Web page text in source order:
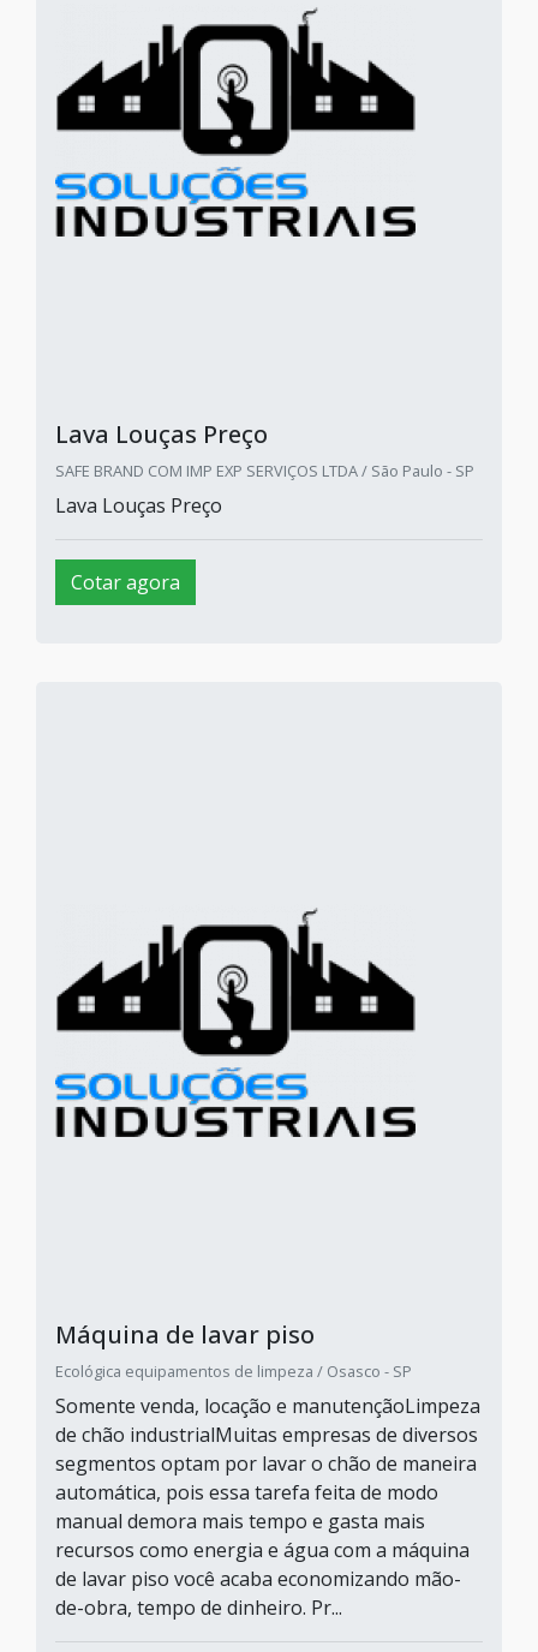
Lava Louças Preço
SAFE BRAND COM IMP EXP SERVIÇOS LTDA / São Paulo - SP
Lava Louças Preço
Cotar agora
Máquina de lavar piso
Ecológica equipamentos de limpeza / Osasco - SP
Somente venda, locação e manutençãoLimpeza
de chão industrialMuitas empresas de diversos
segmentos optam por lavar o chão de maneira
automática, pois essa tarefa feita de modo
manual demora mais tempo e gasta mais
recursos como energia e água com a máquina
de lavar piso você acaba economizando mão-
de-obra, tempo de dinheiro. Pr...